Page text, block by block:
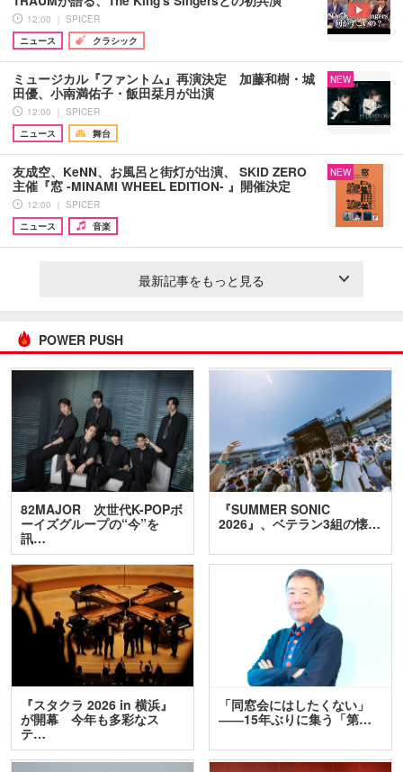
12:00 ｜ SPICER
ニュース
クラシック
ミュージカル『ファントム』再演決定 加藤和樹・城
田優、小南満佑子・飯田栞月が出演
12:00 ｜ SPICER
ニュース
舞台
NEW
友成空、KeNN、お風呂と街灯が出演、 SKID ZERO
主催『窓 -MINAMI WHEEL EDITION- 』開催決定
12:00 ｜ SPICER
ニュース
音楽
NEW
最新記事をもっと見る
POWER PUSH
82MAJOR 次世代K-POPボ
ーイズグループの“今”を
訊…
『SUMMER SONIC
2026』、ベテラン3組の懐…
『スタクラ 2026 in 横浜』
が開幕 今年も多彩なス
テ…
「同窓会にはしたくない」
――15年ぶりに集う「第…